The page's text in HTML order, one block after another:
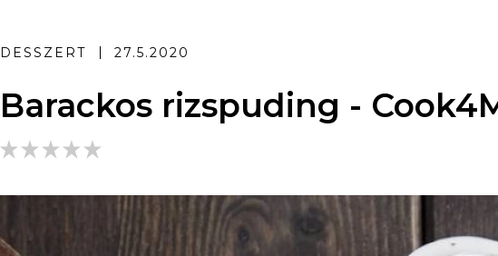
DESSZERT 27.5.2020
Barackos rizspuding -